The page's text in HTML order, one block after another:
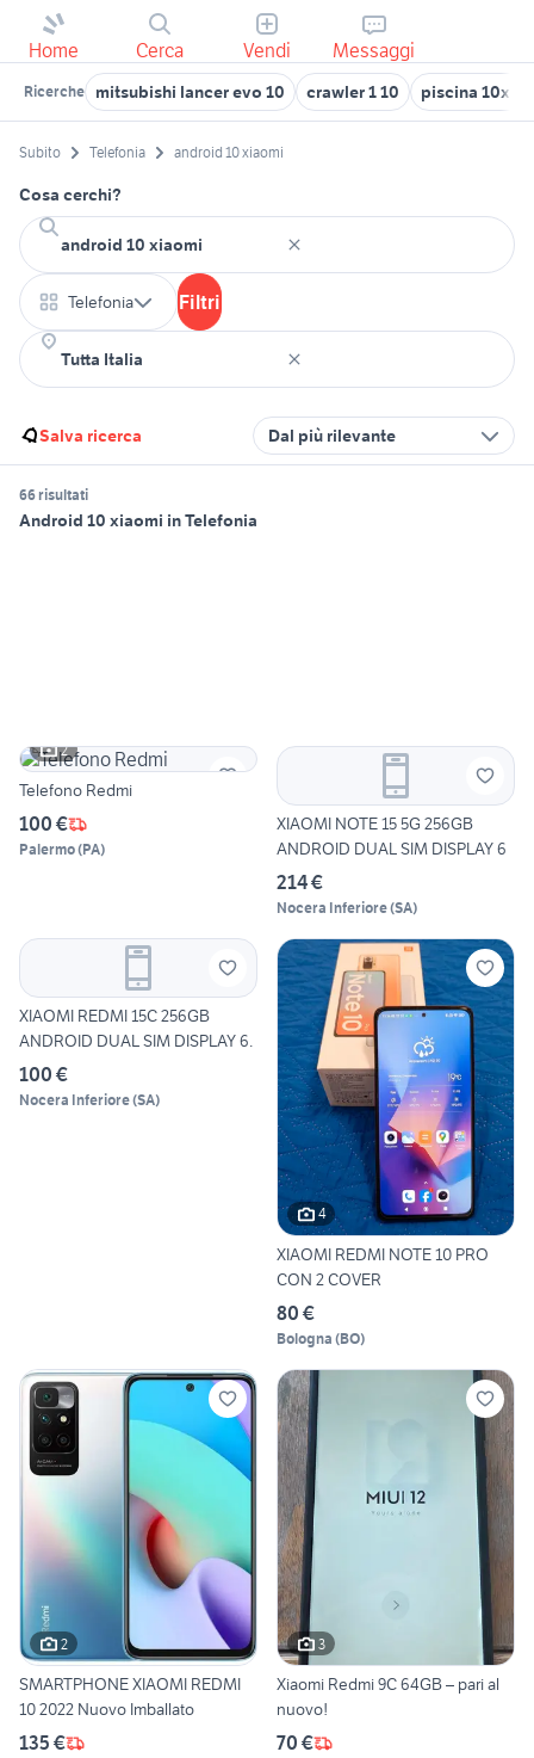
Home Cerca Vendi Messaggi
Ricerche mitsubishi lancer evo 10 crawler 1 10 piscina 10x5
Subito Telefonia android 10 xiaomi
Cosa cerchi?
Telefonia Filtri
Salva ricerca Dal più rilevante
66 risultati
Android 10 xiaomi in Telefonia
2
Telefono Redmi
100 €
Palermo(PA)
XIAOMI NOTE 15 5G 256GB
ANDROID DUAL SIM DISPLAY 6
214 €
Nocera Inferiore(SA)
XIAOMI REDMI 15C 256GB
ANDROID DUAL SIM DISPLAY 6.
100 €
Nocera Inferiore(SA)
4
XIAOMI REDMI NOTE 10 PRO
CON 2 COVER
80 €
Bologna (BO)
2
SMARTPHONE XIAOMI REDMI
10 2022 Nuovo Imballato
135 €
3
Xiaomi Redmi 9C 64GB – pari al
nuovo!
70 €